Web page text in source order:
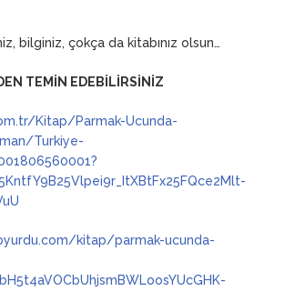
bilginiz, çokça da kitabınız olsun…
TEMİN EDEBİLİRSİNİZ
Kitap/Parmak-Ucunda-
Turkiye-
kitap/parmak-ucunda-